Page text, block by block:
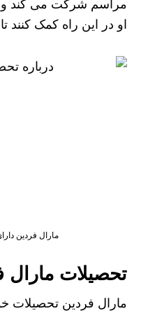
مراسم شرکت می ‌کند و
او در این راه کمک کنند
مارال فردین
تحصیلات
مارال فردین تحصیلات